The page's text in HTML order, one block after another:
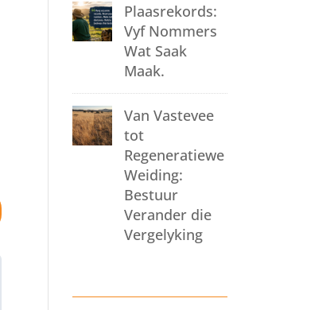
Plaasrekords:
Vyf Nommers
Wat Saak
Maak.
Van Vastevee
tot
Regeneratiewe
Weiding:
Bestuur
Verander die
Vergelyking